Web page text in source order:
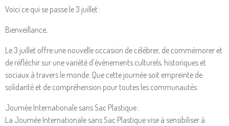
Voici ce qui se passe le 3 juillet :
Bienveillance,
Le 3 juillet offre une nouvelle occasion de célébrer, de commémorer et
de réfléchir sur une variété d'événements culturels, historiques et
sociaux à travers le monde. Que cette journée soit empreinte de
solidarité et de compréhension pour toutes les communautés.
Journée Internationale sans Sac Plastique :
La Journée Internationale sans Sac Plastique vise à sensibiliser à